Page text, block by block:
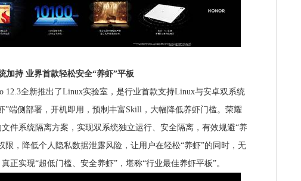
加持 业界首款轻松安全“养虾”平板
全新推出了Linux实验室，是行业首款支持Linux与安卓双系统
”端侧部署，开机即用，预制丰富Skill，大幅降低养虾门槛。荣耀
件系统隔离方案，实现双系统独立运行、安全隔离，有效规避“养
限，降低个人隐私数据泄露风险，让用户在轻松“养虾”的同时，无
正实现“超低门槛、安全养虾”，堪称“行业最佳养虾平板”。